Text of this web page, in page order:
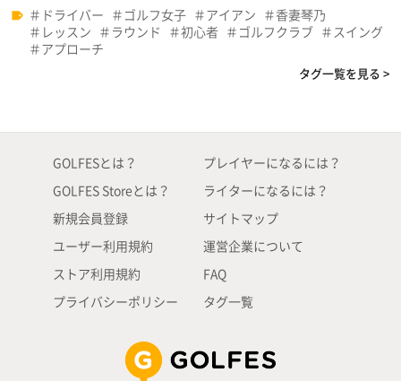
ドライバー ゴルフ女子 アイアン
香妻琴乃
レッスン
ラウンド 初心者 ゴルフクラブ
スイング
アプローチ
タグ一覧を見る >
GOLFESとは？
GOLFES Storeとは？
新規会員登録
ユーザー利用規約
ストア利用規約
プライバシーポリシー
プレイヤーになるには？
ライターになるには？
サイトマップ
運営企業について
FAQ
タグ一覧